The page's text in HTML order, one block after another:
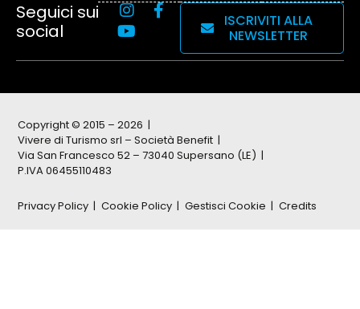
Seguici sui
social
ISCRIVITI ALLA
NEWSLETTER
Copyright © 2015 – 2026
Vivere di Turismo srl – Società Benefit
Via San Francesco 52 – 73040 Supersano (LE)
P.IVA 06455110483
Privacy Policy Cookie Policy Gestisci Cookie Credits